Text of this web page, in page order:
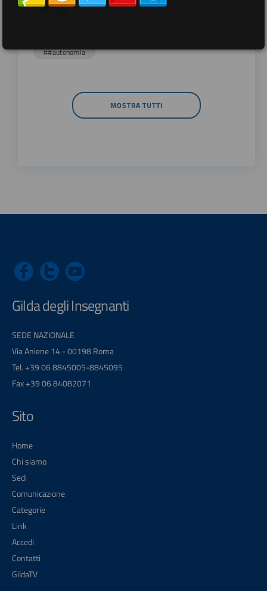
per tag
##autonomia
MOSTRA TUTTI
Gilda degli Insegnanti
SEDE NAZIONALE
Via Aniene 14 - 00198 Roma
Tel. +39 06 8845005-8845095
Fax +39 06 84082071
Sito
Home
Chi siamo
Sedi
Comunicazione
Categorie
Link
Accedi
Contatti
GildaTV